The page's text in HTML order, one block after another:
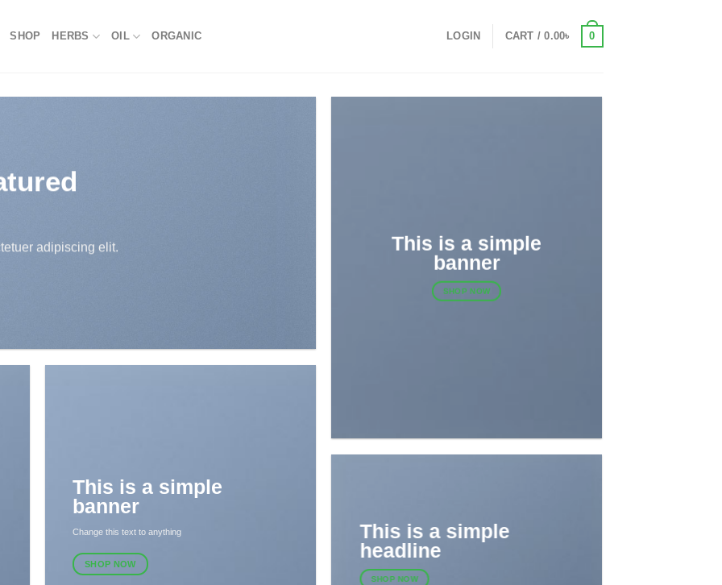
SHOP HERBS OIL ORGANIC LOGIN CART /0.00৳ 0
adipiscing elit.
This is a simple
banner
SHOP NOW
This is a simple
banner
Change this text to anything
SHOP NOW
This is a simple
headline
SHOP NOW